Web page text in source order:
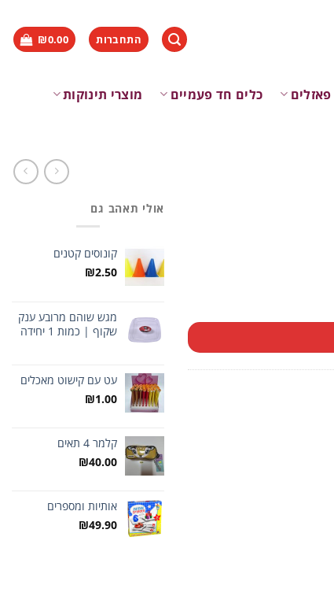
התחברות ₪0.00
פאזלים כלים חד פעמיים
מוצרי תינוקות
אולי תאהב גם
קונוסים קטנים
₪2.50
מגש שוהם מרובע ענק
שקוף | כמות 1 יחידה
עט עם קישוט מאכלים
₪1.00
קלמר 4 תאים
₪40.00
אותיות ומספרים
₪49.90